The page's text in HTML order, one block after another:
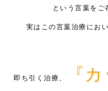
という言葉をご
実はこの言葉治療にお
即ち引く治療、 『